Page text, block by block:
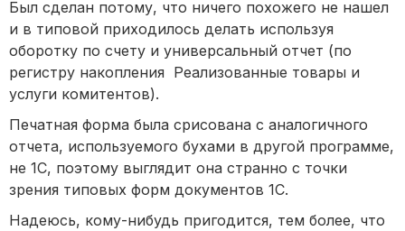
Был сделан потому, что ничего похожего не нашел
и в типовой приходилось делать используя
оборотку по счету и универсальный отчет (по
регистру накопления Реализованные товары и
услуги комитентов).
Печатная форма была срисована с аналогичного
отчета, используемого бухами в другой программе,
не 1С, поэтому выглядит она странно с точки
зрения типовых форм документов 1С.
Надеюсь, кому-нибудь пригодится, тем более, что